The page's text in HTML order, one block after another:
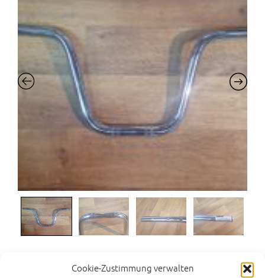
Cookie-Zustimmung verwalten
Yamaha LB50-LB80 Chappy Lenker